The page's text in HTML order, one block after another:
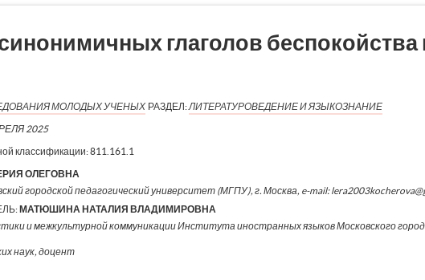
глаголов беспокойства
МОЛОДЫХ УЧЕНЫХ РАЗДЕЛ:ЛИТЕРАТУРОВЕДЕНИЕ И ЯЗЫКОЗНАНИЕ
2025
классификации:811.161.1
ОЛЕГОВНА
городской педагогический университет (МГПУ), г. Москва, e-mail:
МАТЮШИНА НАТАЛИЯ ВЛАДИМИРОВНА
и межкультурной коммуникации Института иностранных языков Московского
наук, доцент